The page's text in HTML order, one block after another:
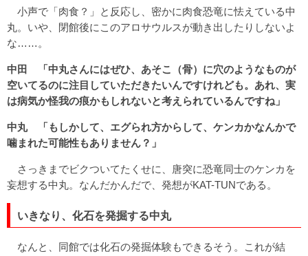
小声で「肉食？」と反応し、密かに肉食恐竜に怯えている中
丸。いや、閉館後にこのアロサウルスが動き出したりしないよ
な……。
中田 「中丸さんにはぜひ、あそこ（骨）に穴のようなものが
空いてるのに注目していただきたいんですけれども。あれ、実
は病気か怪我の痕かもしれないと考えられているんですね」
中丸 「もしかして、エグられ方からして、ケンカかなんかで
噛まれた可能性もありません？」
さっきまでビクついてたくせに、唐突に恐竜同士のケンカを
妄想する中丸。なんだかんだで、発想がKAT-TUNである。
いきなり、化石を発掘する中丸
なんと、同館では化石の発掘体験もできるそう。これが結